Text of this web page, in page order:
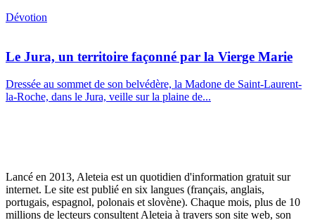
Dévotion
Le Jura, un territoire façonné par la Vierge Marie
Dressée au sommet de son belvédère, la Madone de Saint-Laurent-
la-Roche, dans le Jura, veille sur la plaine de...
Lancé en 2013, Aleteia est un quotidien d'information gratuit sur
internet. Le site est publié en six langues (français, anglais,
portugais, espagnol, polonais et slovène). Chaque mois, plus de 10
millions de lecteurs consultent Aleteia à travers son site web, son